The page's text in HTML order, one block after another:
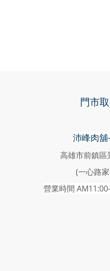
門市
沛峰肉舖-
高雄市前鎮區
(一心路
營業時間